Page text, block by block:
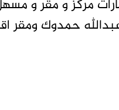
مركز و مقر و
حمدوك ومقر